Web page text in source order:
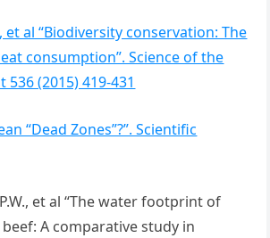
et al “Biodiversity conservation: The
consumption”. Science of the
(2015) 419-431
“Dead Zones”?”. Scientific
et al “The water footprint of
A comparative study in